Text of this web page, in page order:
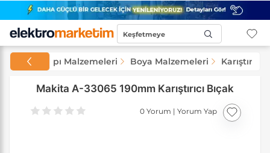
Keşfetmeye
ve Yapı Malzemeleri Boya Malzemeleri Karıştırıcı
Makita A-33065 190mm Karıştırıcı Bıçak
0 Yorum | Yorum Yap